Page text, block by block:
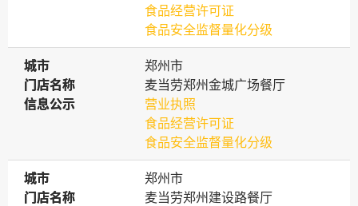
食品经营许可证
食品安全监督量化分级
城市
城市
郑州市
门店名称
门店名称
麦当劳郑州金城广场餐厅
信息公示
信息公示
营业执照
食品经营许可证
食品安全监督量化分级
城市
城市
郑州市
门店名称
门店名称
麦当劳郑州建设路餐厅